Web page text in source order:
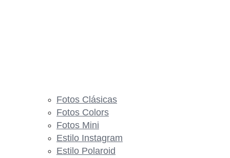
Fotos Clásicas
Fotos Colors
Fotos Mini
Estilo Instagram
Estilo Polaroid